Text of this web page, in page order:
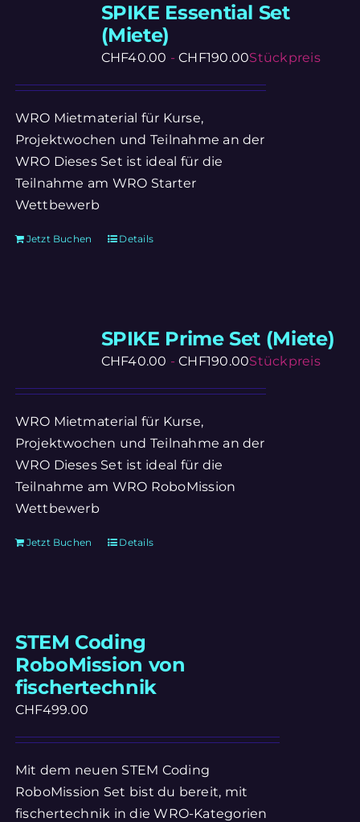
SPIKE Essential Set
(Miete)
CHF40.00 -CHF190.00Stückpreis
WRO Mietmaterial für Kurse,
Projektwochen und Teilnahme an der
WRO Dieses Set ist ideal für die
Teilnahme am WRO Starter
Wettbewerb
Jetzt Buchen Details
SPIKE Prime Set (Miete)
CHF40.00 -CHF190.00Stückpreis
WRO Mietmaterial für Kurse,
Projektwochen und Teilnahme an der
WRO Dieses Set ist ideal für die
Teilnahme am WRO RoboMission
Wettbewerb
Jetzt Buchen Details
STEM Coding
RoboMission von
fischertechnik
CHF499.00
Mit dem neuen STEM Coding
RoboMission Set bist du bereit, mit
fischertechnik in die WRO-Kategorien